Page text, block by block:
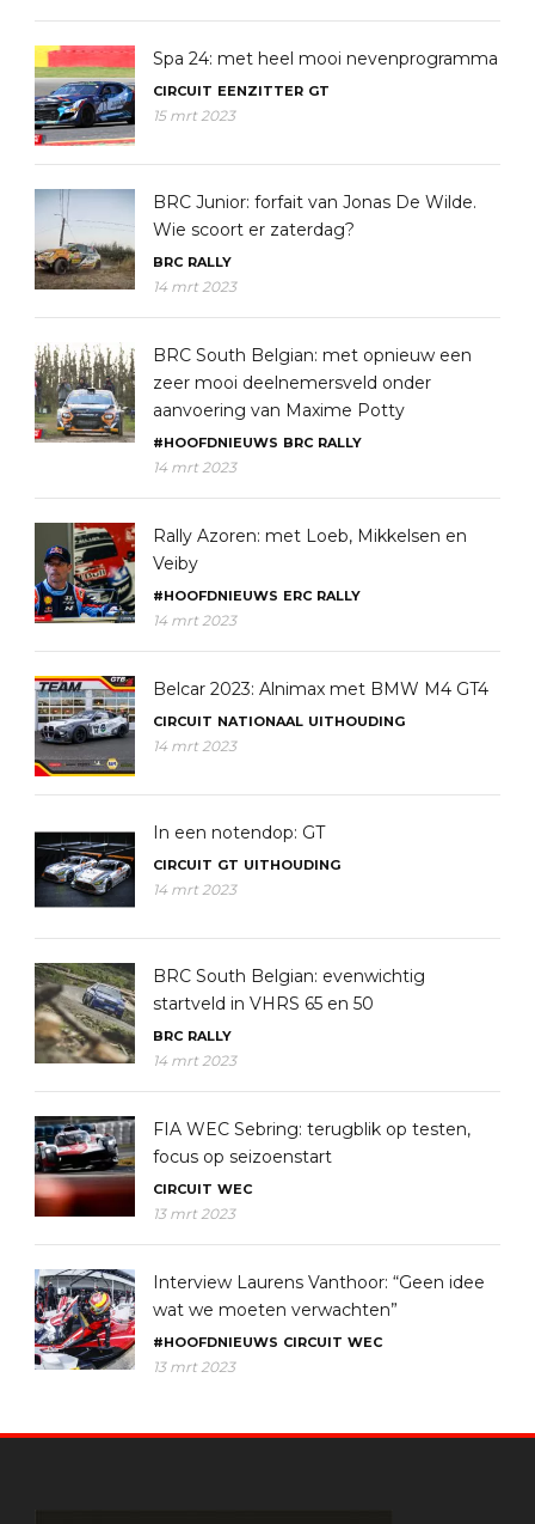
Spa 24: met heel mooi nevenprogramma
CIRCUIT EENZITTER GT
15 mrt 2023
BRC Junior: forfait van Jonas De Wilde.
Wie scoort er zaterdag?
BRC RALLY
14 mrt 2023
BRC South Belgian: met opnieuw een
zeer mooi deelnemersveld onder
aanvoering van Maxime Potty
#HOOFDNIEUWS BRC RALLY
14 mrt 2023
Rally Azoren: met Loeb, Mikkelsen en
Veiby
#HOOFDNIEUWS ERC RALLY
14 mrt 2023
Belcar 2023: Alnimax met BMW M4 GT4
CIRCUIT NATIONAAL UITHOUDING
14 mrt 2023
In een notendop: GT
CIRCUIT GT UITHOUDING
14 mrt 2023
BRC South Belgian: evenwichtig
startveld in VHRS 65 en 50
BRC RALLY
14 mrt 2023
FIA WEC Sebring: terugblik op testen,
focus op seizoenstart
CIRCUIT WEC
13 mrt 2023
Interview Laurens Vanthoor: “Geen idee
wat we moeten verwachten”
#HOOFDNIEUWS CIRCUIT WEC
13 mrt 2023